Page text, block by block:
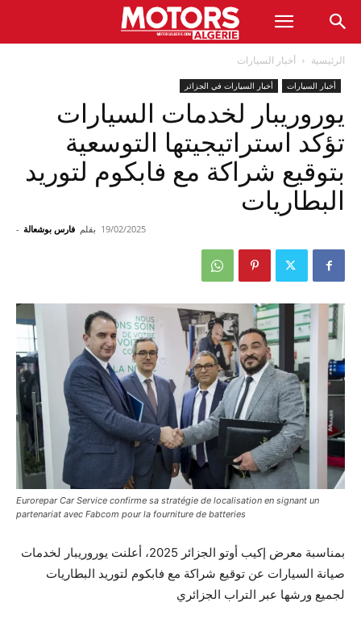
الرئيسية أخبار السيارات
أخبار السيارات أخبار السيارات في الجزائر
يوروريبار لخدمات السيارات
تؤكد استراتيجيتها التوسعية
بتوقيع شراكة مع فابكوم لتوريد
البطاريات
بقلم فارس بوشعالة - 19/02/2025
Eurorepar Car Service confirme sa stratégie de localisation en signant un
partenariat avec Fabcom pour la fourniture de batteries
بمناسبة معرض إكيب أوتو الجزائر 2025، أعلنت يوروريبار لخدمات
صيانة السيارات عن توقيع شراكة مع فابكوم لتوريد البطاريات
لجميع ورشها عبر التراب الجزائري